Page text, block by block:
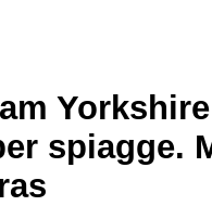
spiagge.